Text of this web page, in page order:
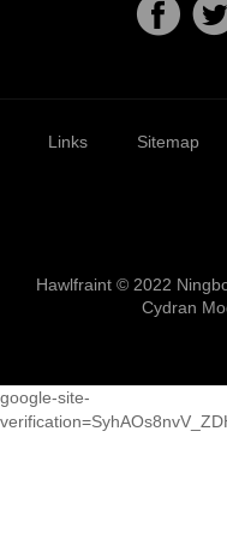
Links Sitemap
Hawlfraint © 2022
Cydran
google-site-